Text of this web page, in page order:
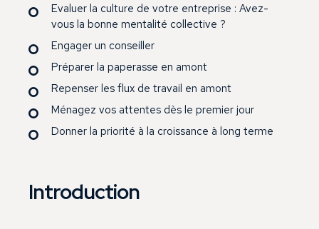
Evaluer la culture de votre entreprise : Avez-
vous la bonne mentalité collective ?
Engager un conseiller
Préparer la paperasse en amont
Repenser les flux de travail en amont
Ménagez vos attentes dès le premier jour
Donner la priorité à la croissance à long terme
Introduction